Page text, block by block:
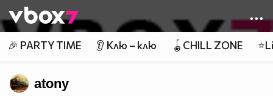
👾
🎉 PARTY TIME 👂 Клю – клю 🪀CHILL ZONE
atony